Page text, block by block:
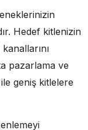
Hedef kitlenizin
pazarlama ve
geniş kitlelere